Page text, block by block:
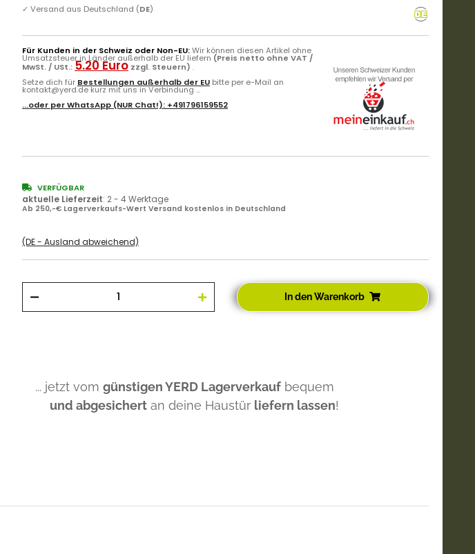
✓ Versand aus Deutschland (DE)
Für Kunden in der Schweiz oder Non-EU:Wir können diesen Artikel ohne
Umsatzsteuer in Länder außerhalb der EU liefern (Preis netto ohne VAT /
MwSt. / USt.: 5.20 Euro zzgl. Steuern) .
Setze dich für Bestellungen außerhalb der EU bitte per e-Mail an
kontakt@yerd.de kurz mit uns in Verbindung ...
...oder perWhatsApp (NUR Chat!): +491796159552
VERFÜGBAR
aktuelle Lieferzeit: 2 - 4 Werktage
Ab 250,-€ Lagerverkaufs-Wert Versand kostenlos in Deutschland
(DE - Ausland abweichend)
In den Warenkorb
... jetzt vom günstigen YERD Lagerverkauf bequem
und abgesichert an deine Haustür liefern lassen!